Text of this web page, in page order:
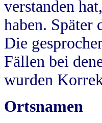
verstanden
haben. Später
Die
Fällen bei
wurden
Ortsnamen